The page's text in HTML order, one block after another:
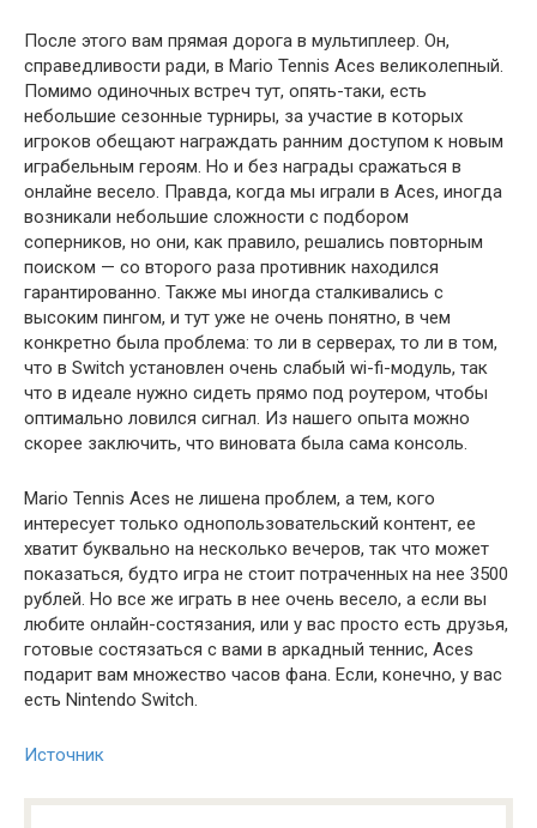
После этого вам прямая дорога в мультиплеер. Он,
справедливости ради, в Mario Tennis Aces великолепный.
Помимо одиночных встреч тут, опять-таки, есть
небольшие сезонные турниры, за участие в которых
игроков обещают награждать ранним доступом к новым
играбельным героям. Но и без награды сражаться в
онлайне весело. Правда, когда мы играли в Aces, иногда
возникали небольшие сложности с подбором
соперников, но они, как правило, решались повторным
поиском — со второго раза противник находился
гарантированно. Также мы иногда сталкивались с
высоким пингом, и тут уже не очень понятно, в чем
конкретно была проблема: то ли в серверах, то ли в том,
что в Switch установлен очень слабый wi-fi-модуль, так
что в идеале нужно сидеть прямо под роутером, чтобы
оптимально ловился сигнал. Из нашего опыта можно
скорее заключить, что виновата была сама консоль.
Mario Tennis Aces не лишена проблем, а тем, кого
интересует только однопользовательский контент, ее
хватит буквально на несколько вечеров, так что может
показаться, будто игра не стоит потраченных на нее 3500
рублей. Но все же играть в нее очень весело, а если вы
любите онлайн-состязания, или у вас просто есть друзья,
готовые состязаться с вами в аркадный теннис, Aces
подарит вам множество часов фана. Если, конечно, у вас
есть Nintendo Switch.
Источник